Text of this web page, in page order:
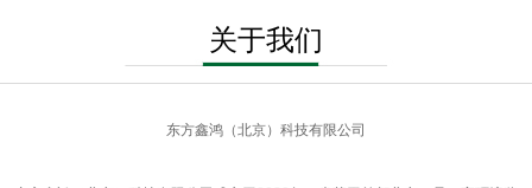
关于我们
东方鑫鸿（北京）科技有限公司